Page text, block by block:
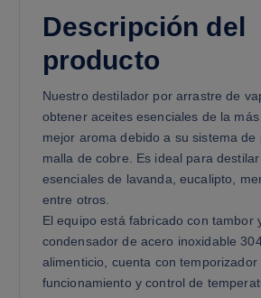
Descripción del
producto
Nuestro destilador por arrastre de
obtener aceites esenciales de la
mejor aroma debido a su sistema de
malla de cobre. Es ideal para
esenciales de lavanda, eucalipto,
entre otros.
El equipo está fabricado con tambor
condensador de acero inoxidable
alimenticio, cuenta con temporizador
funcionamiento y control de